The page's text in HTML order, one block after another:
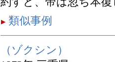
類似事例
（ゾクシン）